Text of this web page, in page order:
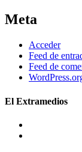
Meta
Acceder
Feed de
Feed de
El Extramedios